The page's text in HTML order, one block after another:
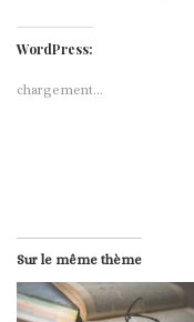
WordPress:
chargement…
Sur le même thème